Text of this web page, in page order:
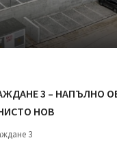
3 – НАПЪЛНО
НОВ
3